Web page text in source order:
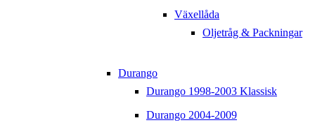
Växellåda
Oljetråg & Packningar
Durango
Durango 1998-2003 Klassisk
Durango 2004-2009